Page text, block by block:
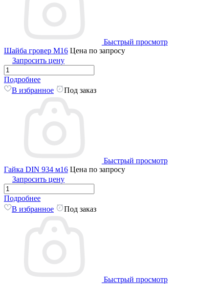
Быстрый просмотр
Шайба гровер М16 Цена по запросу
Запросить цену
Подробнее
В избранное
Под заказ
Быстрый просмотр
Гайка DIN 934 м16 Цена по запросу
Запросить цену
Подробнее
В избранное
Под заказ
Быстрый просмотр